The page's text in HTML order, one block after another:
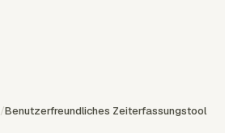
/Benutzerfreundliches Zeiterfassungstool